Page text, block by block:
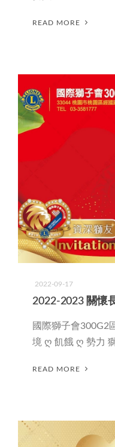
READ MORE
2022-09-17
2022-2023 關懷
國際獅子會
境 ღ 飢餓 ღ 勢力
READ MORE